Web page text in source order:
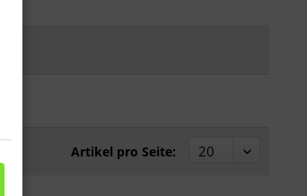
Artikel pro Seite: